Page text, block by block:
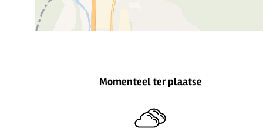
Momenteel ter plaatse